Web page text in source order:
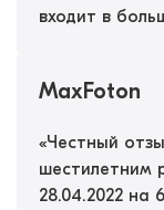
входит в
MaxFoton
«Честный
шестилетним
28.04.2022 на